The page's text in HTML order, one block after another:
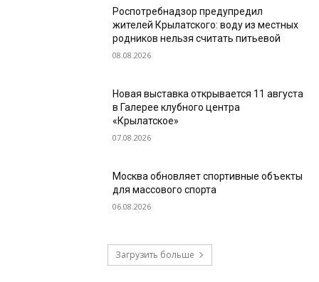
Роспотребнадзор предупредил
жителей Крылатского: воду из местных
родников нельзя считать питьевой
08.08.2026
Новая выставка открывается 11 августа
в Галерее клубного центра
«Крылатское»
07.08.2026
Москва обновляет спортивные объекты
для массового спорта
06.08.2026
Загрузить больше